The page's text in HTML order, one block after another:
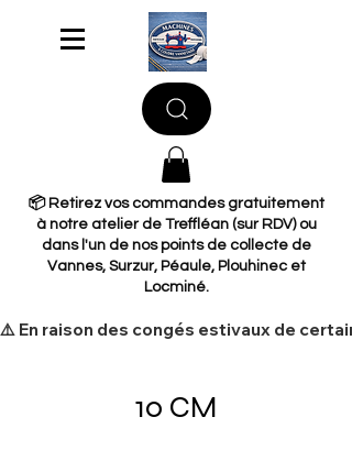
📦 Retirez vos commandes gratuitement
à notre atelier de Treffléan (sur RDV) ou
dans l'un de nos points de collecte de
Vannes, Surzur, Péaule, Plouhinec et
Locminé.
​⚠️ En raison des congés estivaux de
10 CM